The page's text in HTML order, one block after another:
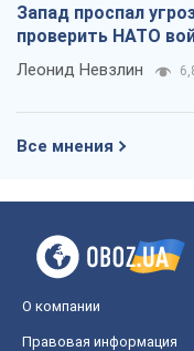
Запад проспал
проверить НАТО
Леонид Невзлин
Все мнения
О компании
Правовая информация